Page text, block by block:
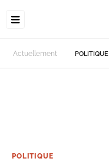
Actuellement POLITIQUE
POLITIQUE